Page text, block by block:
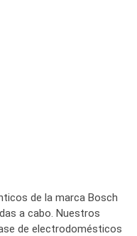
de la marca Bosch
a cabo. Nuestros
de electrodomésticos